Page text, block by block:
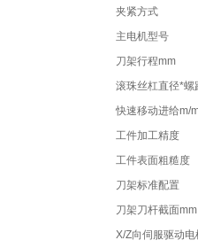
夹紧方式
主电机型号
刀架行程mm
滚珠丝杠直径*螺
快速移动进给m/
工件加工精度
工件表面粗糙度
刀架标准配置
刀架刀杆截面mm
X/Z向伺服驱动电